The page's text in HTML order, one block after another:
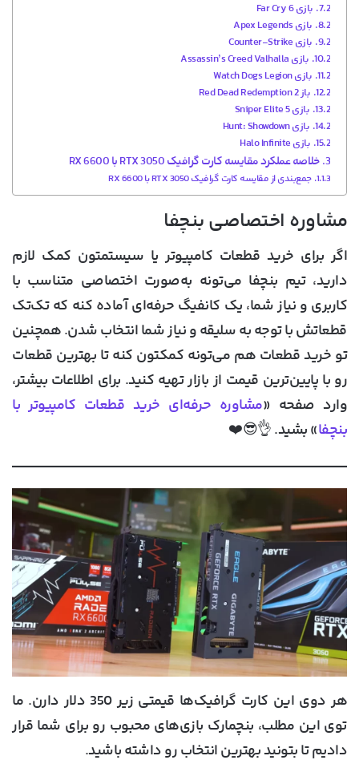
بازی Far Cry 6
بازی Apex Legends
بازی Counter-Strike
بازی Assassin’s Creed Valhalla
بازی Watch Dogs Legion
باز Red Dead Redemption 2
بازی Sniper Elite 5
بازی Hunt: Showdown
بازی Halo Infinite
خلاصه عملکرد مقایسه کارت گرافیک RTX 3050 با RX 6600
جمع‌بندی از مقایسه کارت گرافیک RTX 3050 با RX 6600
مشاوره اختصاصی بنچفا
اگر برای خرید قطعات کامپیوتر یا سیستمتون کمک لازم
دارید، تیم بنچفا می‌تونه به‌صورت اختصاصی متناسب با
کاربری و نیاز شما، یک کانفیگ حرفه‌ای آماده کنه که تک‌تک
قطعاتش با توجه به سلیقه و نیاز شما انتخاب شدن. همچنین
تو خرید قطعات هم می‌تونه کمکتون کنه تا بهترین قطعات
رو با پایین‌ترین قیمت از بازار تهیه کنید. برای اطلاعات بیشتر،
وارد صفحه «مشاوره حرفه‌ای خرید قطعات کامپیوتر با
بنچفا» بشید. 👌😎❤️
هر دوی این کارت گرافیک‌ها قیمتی زیر 350 دلار دارن. ما
توی این مطلب، بنچمارک بازی‌های محبوب رو برای شما قرار
دادیم تا بتونید بهترین انتخاب رو داشته باشید.